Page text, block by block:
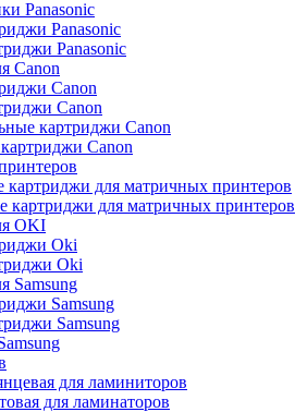
Panasonic
Panasonic
Panasonic
Canon
Canon
Canon
картриджи Canon
Canon
картриджи для матричных принтеров
картриджи для матричных принтеров
OKI
Oki
Oki
Samsung
Samsung
Samsung
для ламиниторов
для ламинаторов